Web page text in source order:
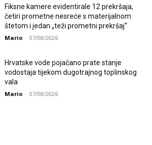
Fiksne kamere evidentirale 12 prekršaja,
četiri prometne nesreće s materijalnom
štetom i jedan „teži prometni prekršaj“
Mario - 07/08/2026
Hrvatske vode pojačano prate stanje
vodostaja tijekom dugotrajnog toplinskog
vala
Mario - 07/08/2026